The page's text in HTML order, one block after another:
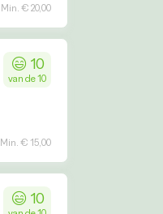
Min. € 20,00
10
van de 10
Min. € 15,00
10